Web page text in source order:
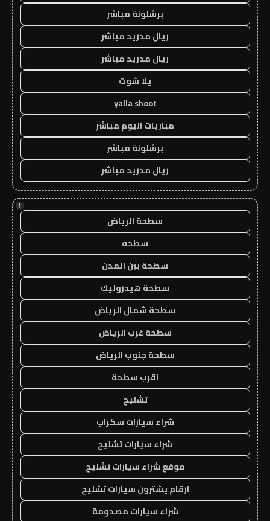
برشلونة مباشر
ريال مدريد مباشر
ريال مدريد مباشر
يلا شوت
yalla shoot
مباريات اليوم مباشر
برشلونة مباشر
ريال مدريد مباشر
!
سطحة الرياض
سطحه
سطحة بين المدن
سطحة هيدروليك
سطحة شمال الرياض
سطحة غرب الرياض
سطحة جنوب الرياض
اقرب سطحة
تشليح
شراء سيارات سكراب
شراء سيارات تشليح
موقع شراء سيارات تشليح
ارقام يشترون سيارات تشليح
شراء سيارات مصدومة